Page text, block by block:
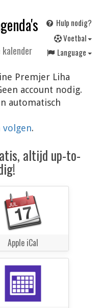
Hulp nodig?
Voetbal
Language
Premjer Liha
account nodig.
automatisch
volgen.
altijd up-to-
Apple iCal